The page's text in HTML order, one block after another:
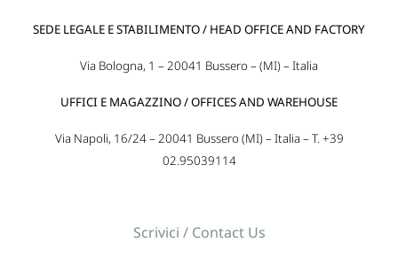
SEDE LEGALE E STABILIMENTO / HEAD OFFICE AND FACTORY
Via Bologna, 1 – 20041 Bussero – (MI) – Italia
UFFICI E MAGAZZINO / OFFICES AND WAREHOUSE
Via Napoli, 16/24 – 20041 Bussero (MI) – Italia – T. +39
02.95039114
Scrivici / Contact Us